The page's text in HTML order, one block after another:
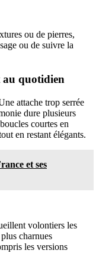
ou de pierres,
ou de suivre la
au quotidien
attache trop serrée
dure plusieurs
courtes en
en restant élégants.
et ses
volontiers les
charnues
les versions